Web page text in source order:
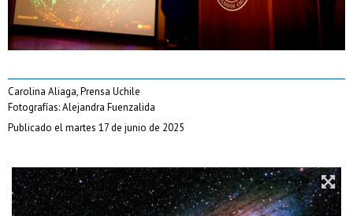
Carolina Aliaga, Prensa Uchile
Fotografías: Alejandra Fuenzalida
Publicado el martes 17 de junio de 2025